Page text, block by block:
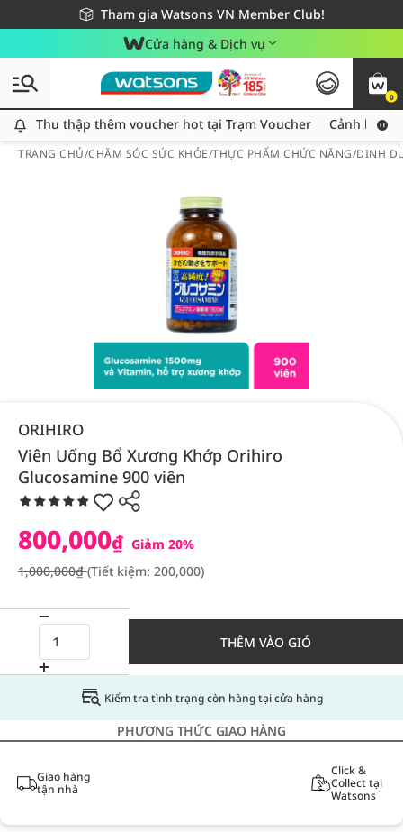
Tham gia Watsons VN Member Club!
Miễn phí giao hàng cho đơn hàng từ 249,000Đ
Giao hàng nhanh 24h - Áp dụng khu vực TP. Hồ Chí Minh
Cửa hàng & Dịch vụ
0
Thu thập thêm voucher hot tại Trạm Voucher
Thu thập thêm voucher hot tại Trạm Voucher Cảnh báo
TRANG CHỦ/CHĂM SÓC SỨC KHỎE/THỰC PHẨM CHỨC NĂNG/DINH
ORIHIRO
Viên Uống Bổ Xương Khớp Orihiro
Glucosamine 900 viên
800,000₫ Giảm 20%
1,000,000₫(Tiết kiệm: 200,000)
THÊM VÀO GIỎ
Kiểm tra tình trạng còn hàng tại cửa hàng
PHƯƠNG THỨC GIAO HÀNG
Giao hàng
tận nhà
Click &
Collect tại
Watsons